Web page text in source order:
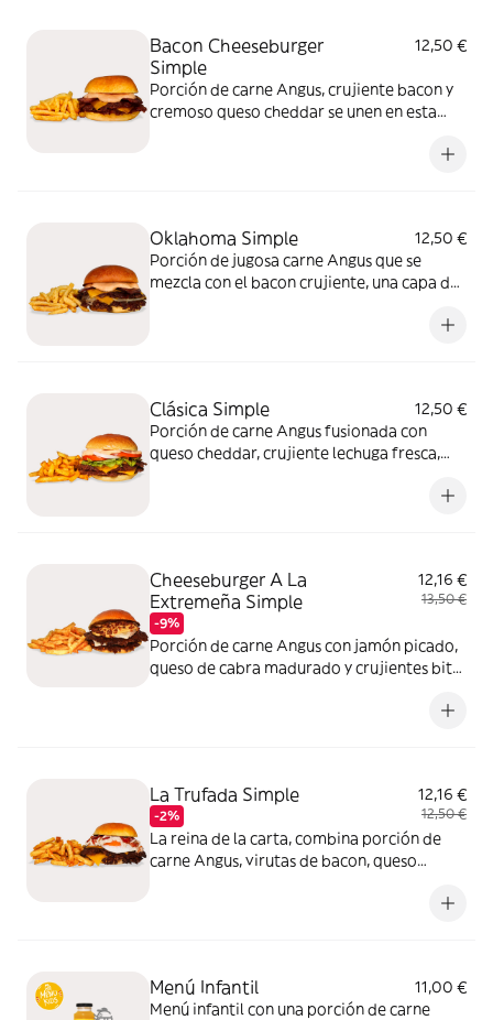
Bacon Cheeseburger
Simple
12,50 €
Porción de carne Angus, crujiente bacon y
cremoso queso cheddar se unen en esta
Oklahoma Simple
12,50 €
Porción de jugosa carne Angus que se
mezcla con el bacon crujiente, una capa de
plancha. Rematada con nuestra salsa BdB.
Clásica Simple
12,50 €
Porción de carne Angus fusionada con
queso cheddar, crujiente lechuga fresca,
para dar frescura y textura a esta burger.
Cheeseburger A La
Extremeña Simple
-9%
12,16 €
13,50 €
Porción de carne Angus con jamón picado,
queso de cabra madurado y crujientes bits
de ajo tostado. Placer único y con carácter.
La Trufada Simple
-2%
12,16 €
12,50 €
La reina de la carta, combina porción de
carne Angus, virutas de bacon, queso
Menú Infantil
11,00 €
Menú infantil con una porción de carne